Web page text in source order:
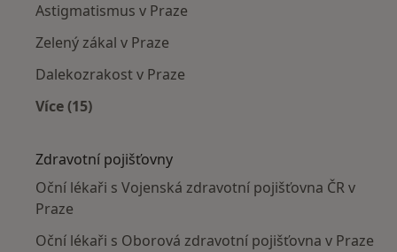
Astigmatismus v Praze
Zelený zákal v Praze
Dalekozrakost v Praze
Více (15)
Zdravotní pojišťovny
Oční lékaři s Vojenská zdravotní pojišťovna ČR v
Praze
Oční lékaři s Oborová zdravotní pojišťovna v Praze